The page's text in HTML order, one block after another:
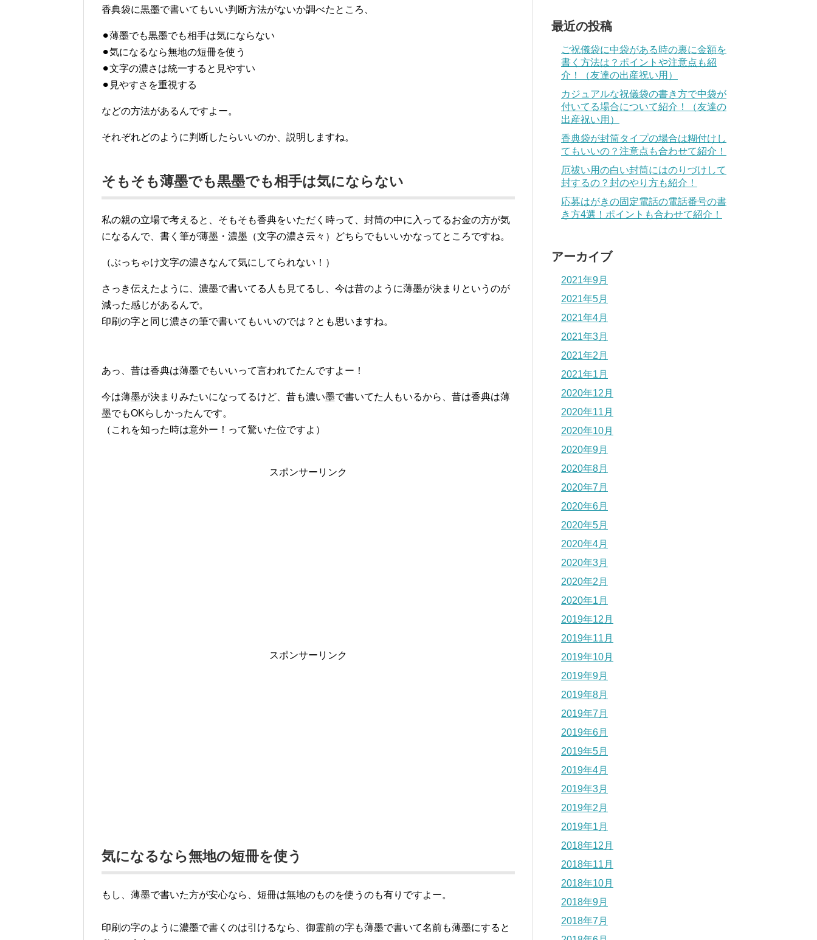
香典袋に黒墨で書いてもいい判断方法がないか調べたところ、
⚫︎薄墨でも黒墨でも相手は気にならない
⚫︎気になるなら無地の短冊を使う
⚫︎文字の濃さは統一すると見やすい
⚫︎見やすさを重視する
などの方法があるんですよー。
それぞれどのように判断したらいいのか、説明しますね。
そもそも薄墨でも黒墨でも相手は気にならない
私の親の立場で考えると、そもそも香典をいただく時って、封筒の中に入ってるお金の方が気
になるんで、書く筆が薄墨・濃墨（文字の濃さ云々）どちらでもいいかなってところですね。
（ぶっちゃけ文字の濃さなんて気にしてられない！）
さっき伝えたように、濃墨で書いてる人も見てるし、今は昔のように薄墨が決まりというのが
減った感じがあるんで。
印刷の字と同じ濃さの筆で書いてもいいのでは？とも思いますね。
あっ、昔は香典は薄墨でもいいって言われてたんですよー！
今は薄墨が決まりみたいになってるけど、昔も濃い墨で書いてた人もいるから、昔は香典は薄
墨でもOKらしかったんです。
（これを知った時は意外ー！って驚いた位ですよ）
スポンサーリンク
スポンサーリンク
気になるなら無地の短冊を使う
もし、薄墨で書いた方が安心なら、短冊は無地のものを使うのも有りですよー。
印刷の字のように濃墨で書くのは引けるなら、御霊前の字も薄墨で書いて名前も薄墨にすると
最近の投稿
ご祝儀袋に中袋がある時の裏に金額を
書く方法は？ポイントや注意点も紹
介！（友達の出産祝い用）
カジュアルな祝儀袋の書き方で中袋が
付いてる場合について紹介！（友達の
出産祝い用）
香典袋が封筒タイプの場合は糊付けし
てもいいの？注意点も合わせて紹介！
厄祓い用の白い封筒にはのりづけして
封するの？封のやり方も紹介！
応募はがきの固定電話の電話番号の書
き方4選！ポイントも合わせて紹介！
アーカイブ
2021年9月
2021年5月
2021年4月
2021年3月
2021年2月
2021年1月
2020年12月
2020年11月
2020年10月
2020年9月
2020年8月
2020年7月
2020年6月
2020年5月
2020年4月
2020年3月
2020年2月
2020年1月
2019年12月
2019年11月
2019年10月
2019年9月
2019年8月
2019年7月
2019年6月
2019年5月
2019年4月
2019年3月
2019年2月
2019年1月
2018年12月
2018年11月
2018年10月
2018年9月
2018年7月